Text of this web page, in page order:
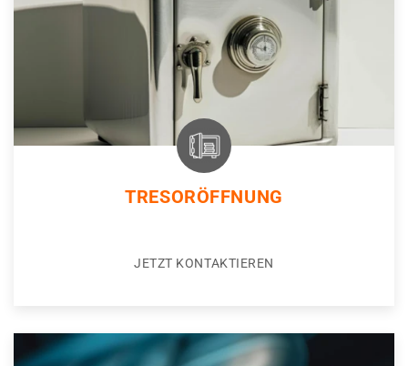
TRESORÖFFNUNG
JETZT KONTAKTIEREN